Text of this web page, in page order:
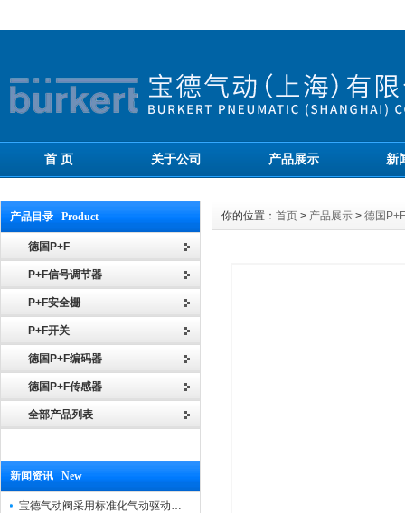
首 页 关于公司 产品展示 新
产品目录 Product
德国P+F
P+F信号调节器
P+F安全栅
P+F开关
德国P+F编码器
德国P+F传感器
全部产品列表
新闻资讯 New
宝德气动阀采用标准化气动驱动设计，可匹配各类工业气源工况
你的位置： 首页 > 产品展示 > 德国P+F